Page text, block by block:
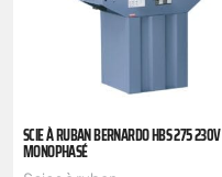
SCIE À RUBAN BERNARDO HBS 275 230V
MONOPHASÉ